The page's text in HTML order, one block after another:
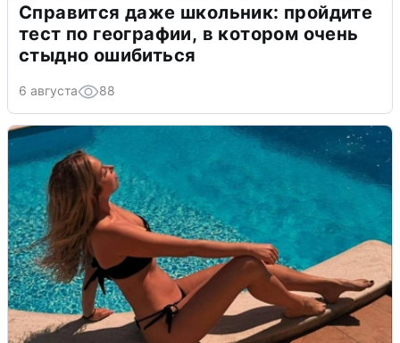
Справится даже школьник: пройдите
тест по географии, в котором очень
стыдно ошибиться
6 августа 88